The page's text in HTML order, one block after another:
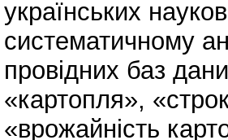
українських
систематичному
провідних баз
«картопля»,
«врожайність